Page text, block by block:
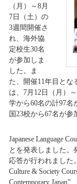
（月）～8月
7日（土）の
3週間開催さ
れ、海外協
定校生30名
が参加しま
した。ま
た、開催11年目とな
は、7月12日（月）
学から60名の計97名
国23校から67名が参
Japanese Language
とを発表しました。
応答が行われました。
Culture & Society
Contemporary Japan”